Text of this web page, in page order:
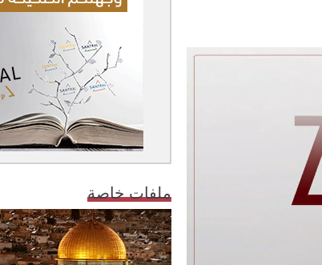
ملفات خاصة